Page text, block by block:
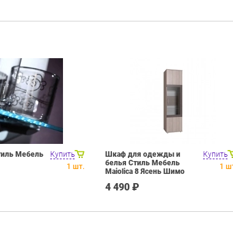
Купить
Мебель
1 шт.
Купить
Шкаф для одежды и
белья Стиль Мебель
Maiolica 8 Ясень Шимо
темный
4 490 ₽
1